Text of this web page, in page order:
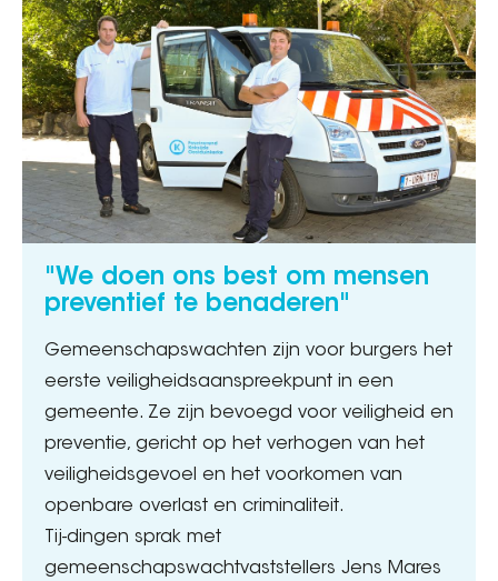
"We doen ons best om mensen
preventief te benaderen"
Gemeenschapswachten zijn voor burgers het
eerste veiligheidsaanspreekpunt in een
gemeente. Ze zijn bevoegd voor veiligheid en
preventie, gericht op het verhogen van het
veiligheidsgevoel en het voorkomen van
openbare overlast en criminaliteit.
Tij-dingen sprak met
gemeenschapswachtvaststellers Jens Mares